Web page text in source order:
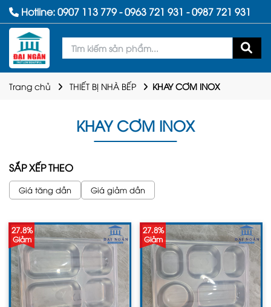
Hotline:0907 113 779-0963 721 931 -0987 721 931
Trang chủ THIẾT BỊ NHÀ BẾP KHAY CƠM INOX
KHAY CƠM INOX
SẮP XẾP THEO
Giá tăng dần Giá giảm dần
27.8%
Giảm
27.8%
Giảm